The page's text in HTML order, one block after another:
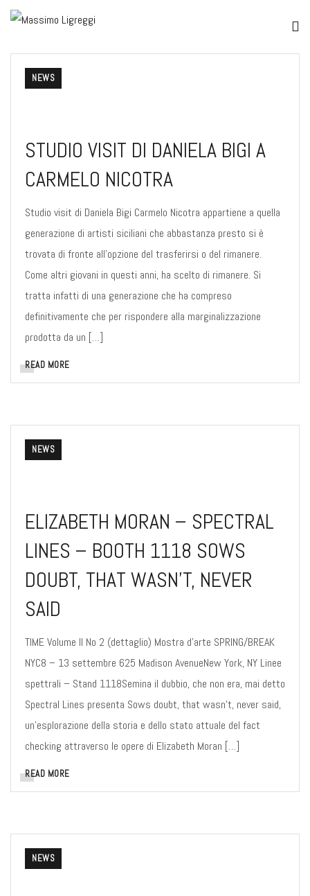
NEWS
STUDIO VISIT DI DANIELA BIGI A
CARMELO NICOTRA
Studio visit di Daniela Bigi Carmelo Nicotra appartiene a quella
generazione di artisti siciliani che abbastanza presto si è
trovata di fronte all’opzione del trasferirsi o del rimanere.
Come altri giovani in questi anni, ha scelto di rimanere. Si
tratta infatti di una generazione che ha compreso
definitivamente che per rispondere alla marginalizzazione
prodotta da un […]
READ MORE
NEWS
ELIZABETH MORAN – SPECTRAL
LINES – BOOTH 1118 SOWS
DOUBT, THAT WASN’T, NEVER
SAID
TIME Volume II No 2 (dettaglio) Mostra d’arte SPRING/BREAK
NYC8 – 13 settembre 625 Madison AvenueNew York, NY Linee
spettrali – Stand 1118Semina il dubbio, che non era, mai detto
Spectral Lines presenta Sows doubt, that wasn’t, never said,
un’esplorazione della storia e dello stato attuale del fact
checking attraverso le opere di Elizabeth Moran […]
READ MORE
NEWS